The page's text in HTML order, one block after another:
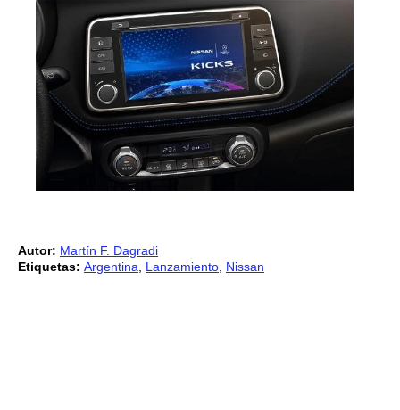
Autor: Martín F. Dagradi
Etiquetas: Argentina Lanzamiento Nissan